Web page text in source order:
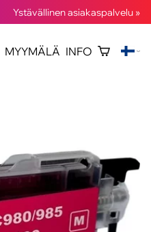
Ystävällinen asiakaspalvelu »
MYYMÄLÄ INFO